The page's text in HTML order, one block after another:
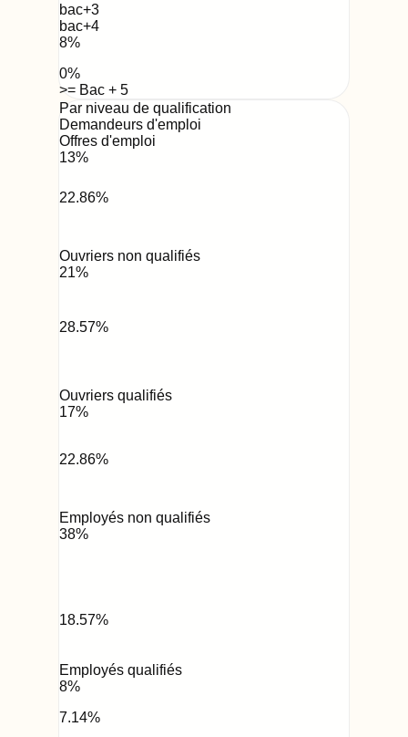
bac+3
bac+4
8%
0%
>= Bac + 5
Par niveau de qualification
Demandeurs d'emploi
Offres d'emploi
13%
22.86%
Ouvriers non qualifiés
21%
28.57%
Ouvriers qualifiés
17%
22.86%
Employés non qualifiés
38%
18.57%
Employés qualifiés
8%
7.14%